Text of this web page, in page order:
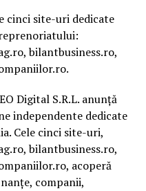
cinci site-uri dedicate
bilantbusiness.ro,
Digital S.R.L. anunță
independente dedicate
Cele cinci site-uri,
bilantbusiness.ro,
acoperă
companii,